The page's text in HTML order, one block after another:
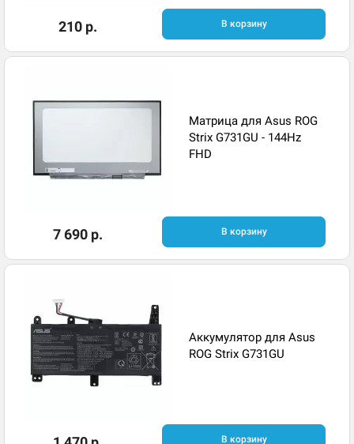
210 р. В корзину
Матрица для Asus ROG
Strix G731GU - 144Hz
FHD
7 690 р. В корзину
Аккумулятор для Asus
ROG Strix G731GU
В корзину